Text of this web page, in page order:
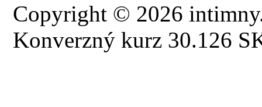
Copyright © 2026
Konverzný kurz 30.126